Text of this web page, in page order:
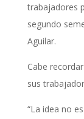
trabajadores
segundo
Aguilar.
Cabe
sus
“La idea no